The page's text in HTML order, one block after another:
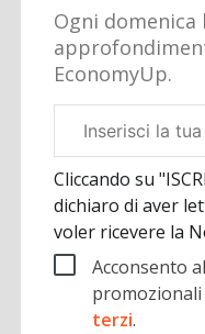
Ogni domenica
EconomyUp.
aziendale
Cliccando su
dichiaro di aver
voler ricevere la
Acconsento
promozionali
terzi.